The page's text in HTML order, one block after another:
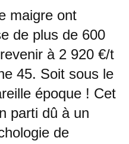
maigre ont
de plus de 600
à 2 920 €/t
45. Soit sous le
époque ! Cet
parti dû à un
de